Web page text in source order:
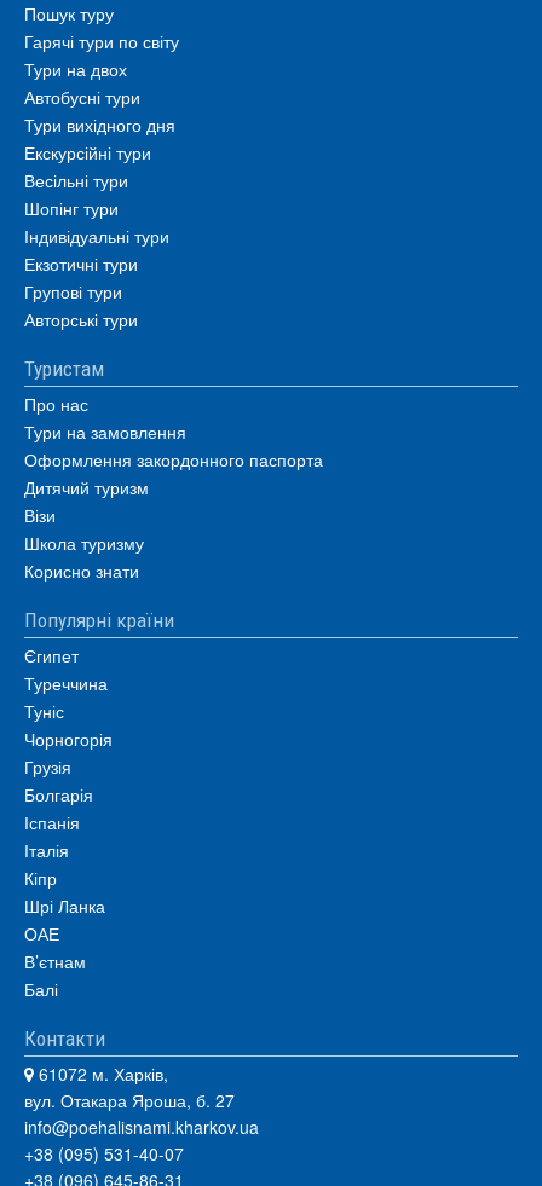
Пошук туру
Гарячі тури по світу
Тури на двох
Автобусні тури
Тури вихідного дня
Екскурсійні тури
Весільні тури
Шопінг тури
Індивідуальні тури
Екзотичні тури
Групові тури
Авторські тури
Туристам
Про нас
Тури на замовлення
Оформлення закордонного паспорта
Дитячий туризм
Візи
Школа туризму
Корисно знати
Популярні країни
Єгипет
Туреччина
Туніс
Чорногорія
Грузія
Болгарія
Іспанія
Італія
Кіпр
Шрі Ланка
ОАЕ
В’єтнам
Балі
Контакти
61072 м. Харків,
вул. Отакара Яроша, б. 27
info@poehalisnami.kharkov.ua
+38 (095) 531-40-07
+38 (096) 645-86-31